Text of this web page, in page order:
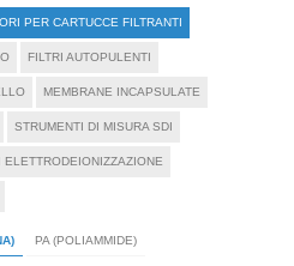
PER CARTUCCE FILTRANTI
FILTRI AUTOPULENTI
MEMBRANE INCAPSULATE
STRUMENTI DI MISURA SDI
ELETTRODEIONIZZAZIONE
PA (POLIAMMIDE)